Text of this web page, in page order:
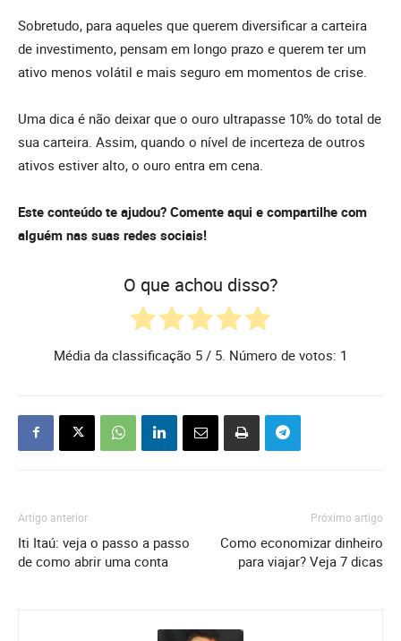
Sobretudo, para aqueles que querem diversificar a carteira
de investimento, pensam em longo prazo e querem ter um
ativo menos volátil e mais seguro em momentos de crise.
Uma dica é não deixar que o ouro ultrapasse 10% do total de
sua carteira. Assim, quando o nível de incerteza de outros
ativos estiver alto, o ouro entra em cena.
Este conteúdo te ajudou? Comente aqui e compartilhe com
alguém nas suas redes sociais!
O que achou disso?
Média da classificação 5 / 5. Número de votos: 1
Artigo anterior
Iti Itaú: veja o passo a passo
de como abrir uma conta
Próximo artigo
Como economizar dinheiro
para viajar? Veja 7 dicas